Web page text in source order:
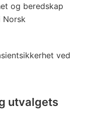
og beredskap
Norsk
ved
utvalgets